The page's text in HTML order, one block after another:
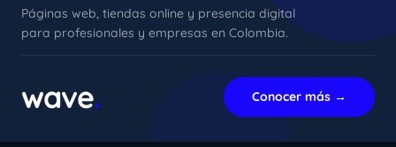
Páginas web, tiendas online y presencia digital
para profesionales y empresas en Colombia.
wave. Conocer más →
xImenA